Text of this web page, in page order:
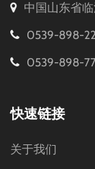
中国山东省
0539-898-
0539-898-
快速链接
关于我们